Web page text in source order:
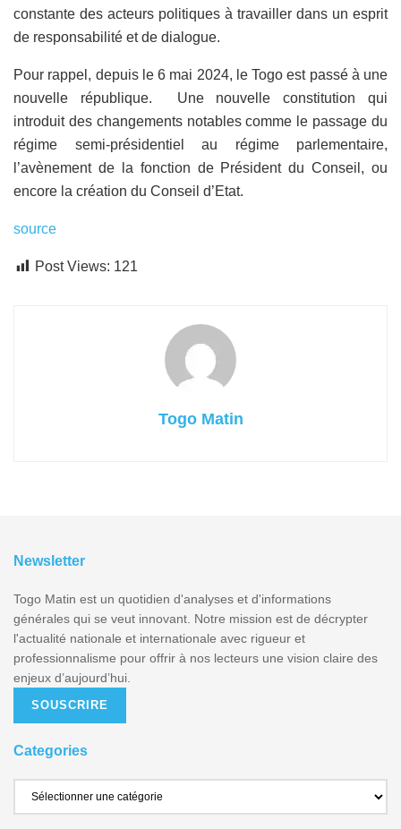
constante des acteurs politiques à travailler dans un esprit
de responsabilité et de dialogue.
Pour rappel, depuis le 6 mai 2024, le Togo est passé à une
nouvelle république. Une nouvelle constitution qui
introduit des changements notables comme le passage du
régime semi-présidentiel au régime parlementaire,
l’avènement de la fonction de Président du Conseil, ou
encore la création du Conseil d’Etat.
source
Post Views: 121
Togo Matin
Newsletter
Togo Matin est un quotidien d'analyses et d'informations
générales qui se veut innovant. Notre mission est de décrypter
l'actualité nationale et internationale avec rigueur et
professionnalisme pour offrir à nos lecteurs une vision claire des
enjeux d’aujourd’hui.
SOUSCRIRE
Categories